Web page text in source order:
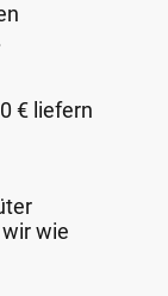
€ liefern
wie